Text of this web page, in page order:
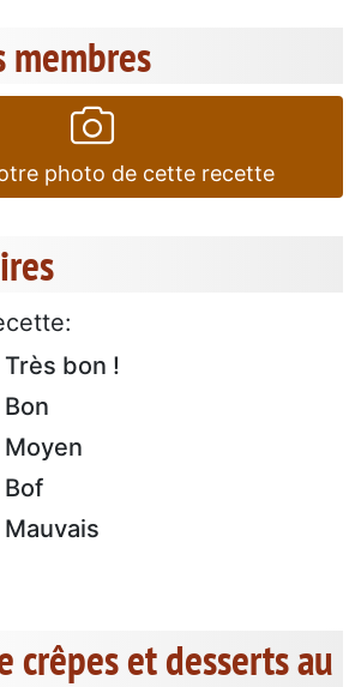
membres
photo de cette recette
Très bon !
Bon
Moyen
Bof
Mauvais
crêpes et desserts au